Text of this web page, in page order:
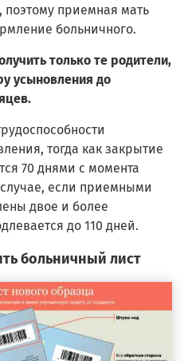
поэтому приемная мать
больничного.
только те родители,
усыновления до
тогда как закрытие
70 днями с момента
если приемными
двое и более
до 110 дней.
больничный лист